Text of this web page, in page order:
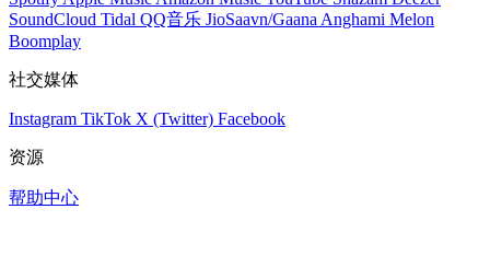
SoundCloud Tidal QQ音乐 JioSaavn/Gaana Anghami Melon
Boomplay
社交媒体
Instagram TikTok X (Twitter) Facebook
资源
帮助中心